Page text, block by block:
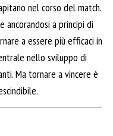
nel corso del match.
ancorandosi a principi di
a essere più efficaci in
nello sviluppo di
Ma tornare a vincere è